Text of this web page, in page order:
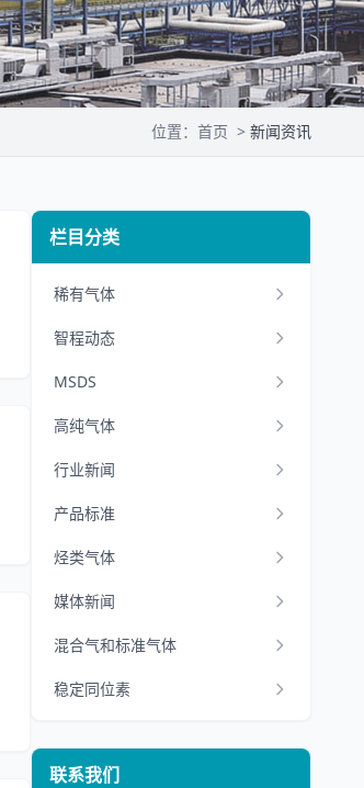
位置： 首页 > 新闻资讯
栏目分类
稀有气体
智程动态
MSDS
高纯气体
行业新闻
产品标准
烃类气体
媒体新闻
混合气和标准气体
稳定同位素
联系我们